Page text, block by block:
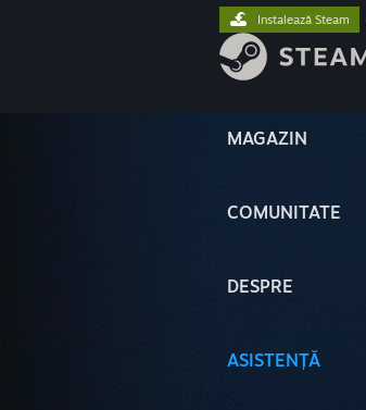
MAGAZIN
COMUNITATE
DESPRE
ASISTENȚĂ
Instalează Steam